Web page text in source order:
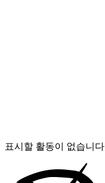
표시할 활동이 없습니다